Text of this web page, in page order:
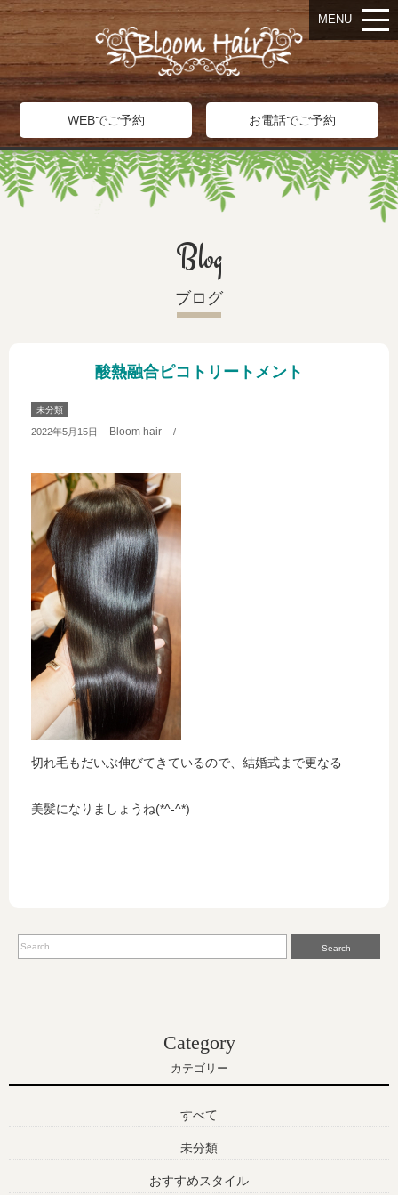
WEBでご予約 お電話でご予約
MENU
Blog
ブログ
酸熱融合ピコトリートメント
未分類
2022年5月15日 Bloom hair /
切れ毛もだいぶ伸びてきているので、結婚式まで更なる
美髪になりましょうね(*^-^*)
Search
Category
カテゴリー
すべて
未分類
おすすめスタイル